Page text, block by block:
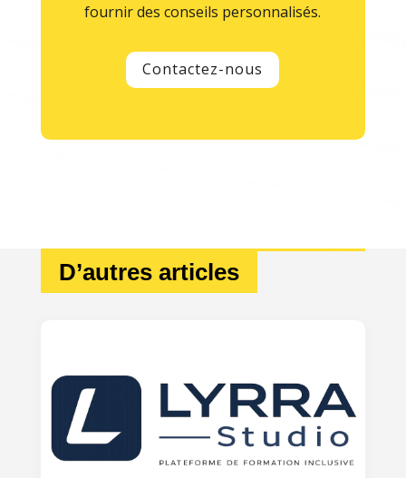
fournir des conseils personnalisés.
Contactez-nous
D’autres articles